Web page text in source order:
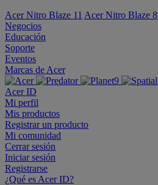
Acer Nitro Blaze 11 Acer Nitro Blaze 8
Negocios
Educación
Soporte
Eventos
Marcas de Acer
Acer ID
Mi perfil
Mis productos
Registrar un producto
Mi comunidad
Cerrar sesión
Iniciar sesión
Registrarse
¿Qué es Acer ID?